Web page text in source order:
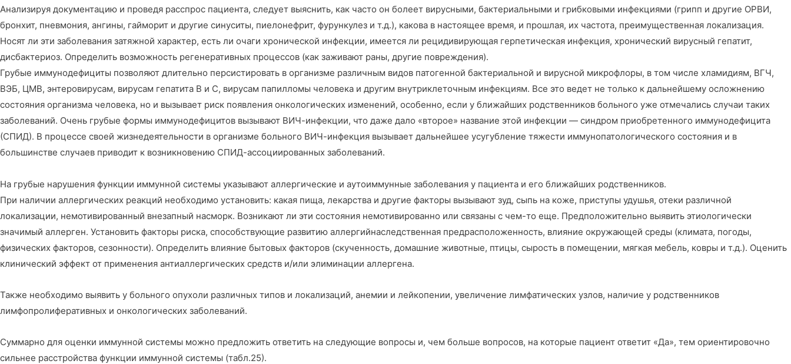
Анализируя документацию и проведя расспрос пациента, следует выяснить, как часто он болеет вирусными, бактериальными и грибковыми инфекциями (грипп и другие ОРВИ,
бронхит, пневмония, ангины, гайморит и другие синуситы, пиелонефрит, фурункулез и т.д.), какова в настоящее время, и прошлая, их частота, преимущественная локализация.
Носят ли эти заболевания затяжной характер, есть ли очаги хронической инфекции, имеется ли рецидивирующая герпетическая инфекция, хронический вирусный гепатит,
дисбактериоз. Определить возможность регенеративных процессов (как заживают раны, другие повреждения).
Грубые иммунодефициты позволяют длительно персистировать в организме различным видов патогенной бактериальной и вирусной микрофлоры, в том числе хламидиям, ВГЧ,
ВЭБ, ЦМВ, энтеровирусам, вирусам гепатита В и С, вирусам папилломы человека и другим внутриклеточным инфекциям. Все это ведет не только к дальнейшему осложнению
состояния организма человека, но и вызывает риск появления онкологических изменений, особенно, если у ближайших родственников больного уже отмечались случаи таких
заболеваний. Очень грубые формы иммунодефицитов вызывают ВИЧ-инфекции, что даже дало «второе» название этой инфекции — синдром приобретенного иммунодефицита
(СПИД). В процессе своей жизнедеятельности в организме больного ВИЧ-инфекция вызывает дальнейшее усугубление тяжести иммунопатологического состояния и в
большинстве случаев приводит к возникновению СПИД-ассоциированных заболеваний.
На грубые нарушения функции иммунной системы указывают аллергические и аутоиммунные заболевания у пациента и его ближайших родственников.
При наличии аллергических реакций необходимо установить: какая пища, лекарства и другие факторы вызывают зуд, сыпь на коже, приступы удушья, отеки различной
локализации, немотивированный внезапный насморк. Возникают ли эти состояния немотивированно или связаны с чем-то еще. Предположительно выявить этиологически
значимый аллерген. Установить факторы риска, способствующие развитию аллергийнаследственная предрасположенность, влияние окружающей среды (климата, погоды,
физических факторов, сезонности). Определить влияние бытовых факторов (скученность, домашние животные, птицы, сырость в помещении, мягкая мебель, ковры и т.д.). Оценить
клинический эффект от применения антиаллергических средств и/или элиминации аллергена.
Также необходимо выявить у больного опухоли различных типов и локализаций, анемии и лейкопении, увеличение лимфатических узлов, наличие у родственников
лимфопролиферативных и онкологических заболеваний.
Суммарно для оценки иммунной системы можно предложить ответить на следующие вопросы и, чем больше вопросов, на которые пациент ответит «Да», тем ориентировочно
сильнее расстройства функции иммунной системы (табл.25).